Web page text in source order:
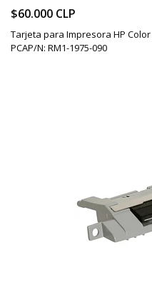
$60.000 CLP
Tarjeta para Impresora HP Color
PCAP/N: RM1-1975-090